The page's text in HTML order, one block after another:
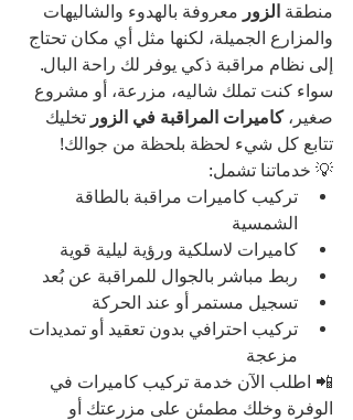
منطقة الزور معروفة بالهدوء والشاليهات
والمزارع الجميلة، لكنها مثل أي مكان تحتاج
إلى نظام مراقبة ذكي يوفر لك راحة البال.
سواء كنت تملك شاليه، مزرعة، أو مشروع
صغير، كاميرات المراقبة في الزور تخليك
تتابع كل شيء لحظة بلحظة من جوالك!
💡 خدماتنا تشمل:
تركيب كاميرات مراقبة بالطاقة
الشمسية
كاميرات لاسلكية ورؤية ليلية قوية
ربط مباشر بالجوال للمراقبة عن بُعد
تسجيل مستمر أو عند الحركة
تركيب احترافي بدون تعقيد أو تمديدات
مزعجة
📲 اطلب الآن خدمة تركيب كاميرات في
الوفرة وخلك مطمئن على مزرعتك أو